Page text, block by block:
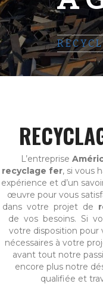
L’entreprise
recyclage fer, si vous
expérience et d’un
œuvre pour vous
dans votre projet de
de vos besoins. Si
votre disposition
nécessaires à votre
avant tout notre
encore plus notre
qualifiée et